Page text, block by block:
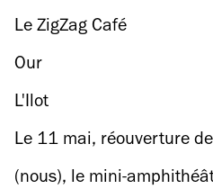
Le ZigZag Café
Our
L'Ilot
Le 11 mai, réouverture
une troisième et dernière
(nous), le mini-